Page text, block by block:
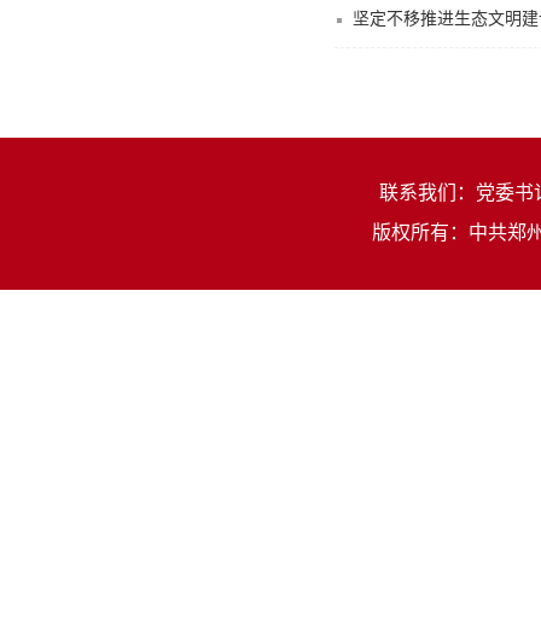
坚定不移推进生态文明
联系我们：党委书
版权所有：中共郑